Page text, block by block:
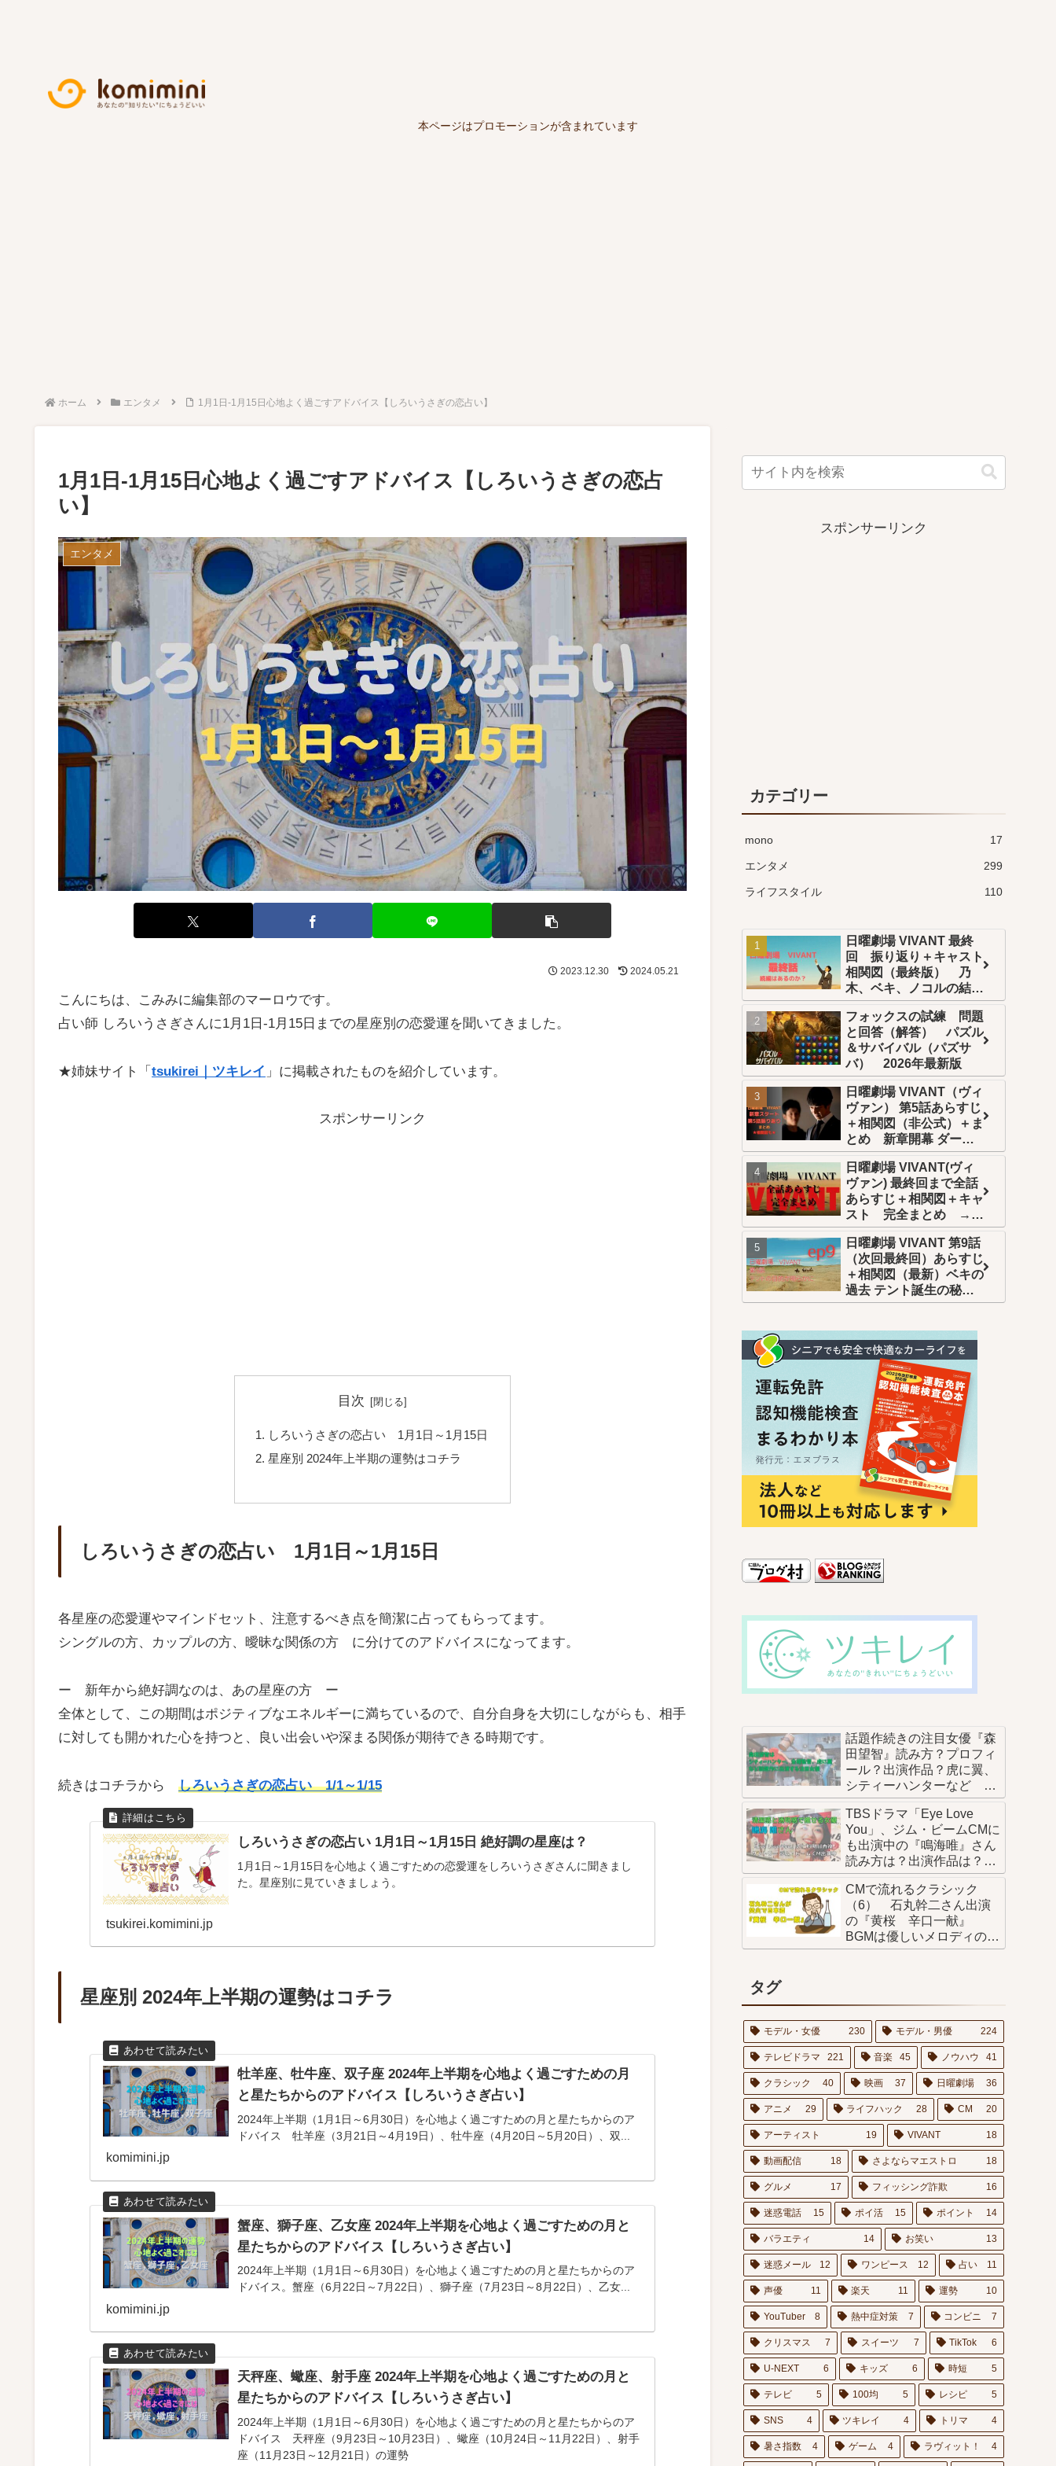
本ページはプロモーションが含まれています
ホーム エンタメ 1月1日-1月15日心地よく過ごすアドバイス【しろいうさぎの恋占い】
1月1日-1月15日心地よく過ごすアドバイス【しろいうさぎの恋占
い】
エンタメ
2023.12.30 2024.05.21
こんにちは、こみみに編集部のマーロウです。
占い師 しろいうさぎさんに1月1日-1月15日までの星座別の恋愛運を聞いてきました。
★姉妹サイト「 tsukirei｜ツキレイ 」に掲載されたものを紹介しています。
スポンサーリンク
目次
しろいうさぎの恋占い 1月1日～1月15日
星座別 2024年上半期の運勢はコチラ
しろいうさぎの恋占い 1月1日～1月15日
各星座の恋愛運やマインドセット、注意するべき点を簡潔に占ってもらってます。
シングルの方、カップルの方、曖昧な関係の方 に分けてのアドバイスになってます。
ー 新年から絶好調なのは、あの星座の方 ー
全体として、この期間はポジティブなエネルギーに満ちているので、自分自身を大切にしながらも、相手
に対しても開かれた心を持つと、良い出会いや深まる関係が期待できる時期です。
続きはコチラから しろいうさぎの恋占い 1/1～1/15
しろいうさぎの恋占い 1月1日～1月15日 絶好調の星座は？
1月1日～1月15日を心地よく過ごすための恋愛運をしろいうさぎさんに聞きまし
た。星座別に見ていきましょう。
tsukirei.komimini.jp
星座別 2024年上半期の運勢はコチラ
牡羊座、牡牛座、双子座 2024年上半期を心地よく過ごすための月
と星たちからのアドバイス【しろいうさぎ占い】
2024年上半期（1月1日～6月30日）を心地よく過ごすための月と星たちからのア
ドバイス 牡羊座（3月21日～4月19日）、牡牛座（4月20日～5月20日）、双...
komimini.jp
蟹座、獅子座、乙女座 2024年上半期を心地よく過ごすための月と
星たちからのアドバイス【しろいうさぎ占い】
2024年上半期（1月1日～6月30日）を心地よく過ごすための月と星たちからのア
ドバイス。蟹座（6月22日～7月22日）、獅子座（7月23日～8月22日）、乙女...
komimini.jp
天秤座、蠍座、射手座 2024年上半期を心地よく過ごすための月と
星たちからのアドバイス【しろいうさぎ占い】
2024年上半期（1月1日～6月30日）を心地よく過ごすための月と星たちからのア
ドバイス 天秤座（9月23日～10月23日）、蠍座（10月24日～11月22日）、射手
座（11月23日～12月21日）の運勢
スポンサーリンク
カテゴリー
mono 17
エンタメ 299
ライフスタイル 110
日曜劇場 VIVANT 最終
回 振り返り＋キャスト
相関図（最終版） 乃
木、ベキ、ノコルの結末
は？続編はある？
フォックスの試練 問題
と回答（解答） パズル
＆サバイバル（パズサ
バ） 2026年最新版
日曜劇場 VIVANT（ヴィ
ヴァン） 第5話あらすじ
＋相関図（非公式）＋ま
とめ 新章開幕 ダーク
ヒーロー乃木編スタート
日曜劇場 VIVANT(ヴィ
ヴァン) 最終回まで全話
あらすじ＋相関図＋キャ
スト 完全まとめ →年
末年始一挙再放送
→Netflix世界配信 →U-
NEXT全話配信
日曜劇場 VIVANT 第9話
（次回最終回）あらすじ
＋相関図（最新）ベキの
過去 テント誕生の秘密
が明らかに 乃木の真の
話題作続きの注目女優『森
田望智』読み方？プロフィ
ール？出演作品？虎に翼、
シティーハンターなど あ
の作品にも？！
TBSドラマ「Eye Love
You」、ジム・ビームCMに
も出演中の『鳴海唯』さん
読み方は？出演作品は？
THE突破ファイルの鳴海巡
査？スズキ ラパンのCMに
出演！
CMで流れるクラシック
（6） 石丸幹二さん出演
の『黄桜 辛口一献』
BGMは優しいメロディのピ
アノ曲
タグ
モデル・女優 230 モデル・男優 224
テレビドラマ 221 音楽 45 ノウハウ 41
クラシック 40 映画 37 日曜劇場 36
アニメ 29 ライフハック 28 CM 20
アーティスト 19 VIVANT 18
動画配信 18 さよならマエストロ 18
グルメ 17 フィッシング詐欺 16
迷惑電話 15 ポイ活 15 ポイント 14
バラエティ 14 お笑い 13
迷惑メール 12 ワンピース 12 占い 11
声優 11 楽天 11 運勢 10
YouTuber 8 熱中症対策 7 コンビニ 7
クリスマス 7 スイーツ 7 TikTok 6
U-NEXT 6 キッズ 6 時短 5
テレビ 5 100均 5 レシピ 5
SNS 4 ツキレイ 4 トリマ 4
暑さ指数 4 ゲーム 4 ラヴィット！ 4